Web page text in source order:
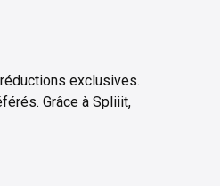
exclusives.
Grâce à Spliiit,